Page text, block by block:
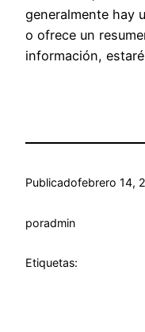
generalmente hay
o ofrece un
información,
Publicadofebrero 14,
poradmin
Etiquetas: